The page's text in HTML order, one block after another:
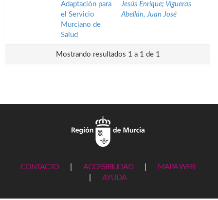
Adaptación para
el Servicio
Murciano de
Salud
Jesús Enrique; Vigueras
Abellán, Juan José
Mostrando resultados 1 a 1 de 1
CONTACTO ACCESIBILIDAD
MAPA WEB
AYUDA